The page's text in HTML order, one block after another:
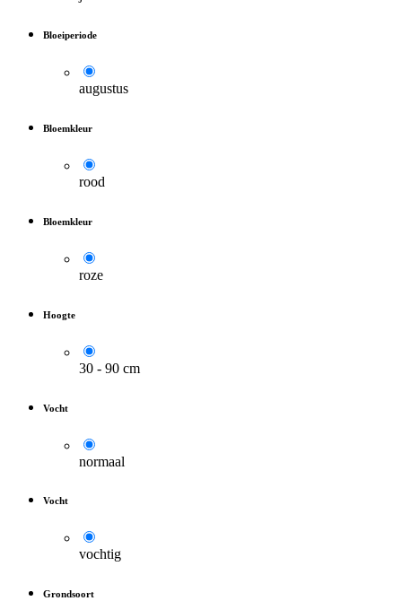
Bloeiperiode
augustus
Bloemkleur
rood
Bloemkleur
roze
Hoogte
30 - 90 cm
Vocht
normaal
Vocht
vochtig
Grondsoort